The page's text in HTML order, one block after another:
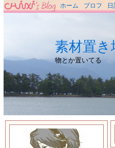
ホーム プロフ
素材置き
物とか置いてる